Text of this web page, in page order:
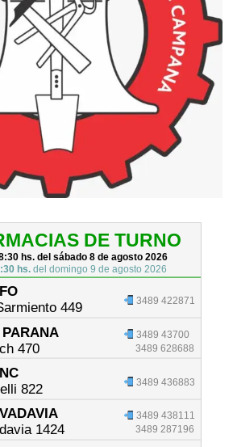
DE TURNO
hs. del sábado 8 de agosto 2026
hs. del domingo 9 de agosto 2026
449
3489 422871
470
3489 43700
3489 628688
822
3489 436883
1424
3489 438111
3489 287196